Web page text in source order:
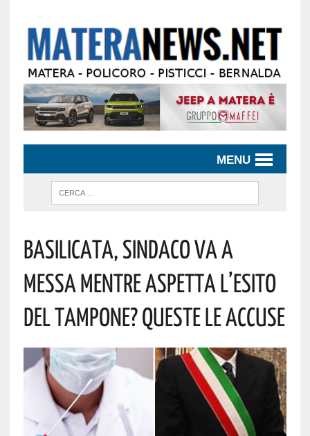
MENU
Basilicata, Sindaco Va A
Messa Mentre Aspetta L’esito
Del Tampone? Queste Le Accuse